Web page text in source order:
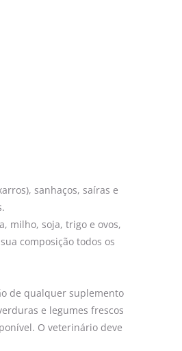
sanhaços, saíras e
milho, soja, trigo e ovos,
composição todos os
de qualquer suplemento
e legumes frescos
O veterinário deve